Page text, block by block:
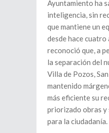
Ayuntamiento ha
inteligencia, sin
que mantiene un
desde hace cuatro
reconoció que, a
la separación del
Villa de Pozos,
mantenido
más eficiente su
priorizado obras y
para la ciudadanía.